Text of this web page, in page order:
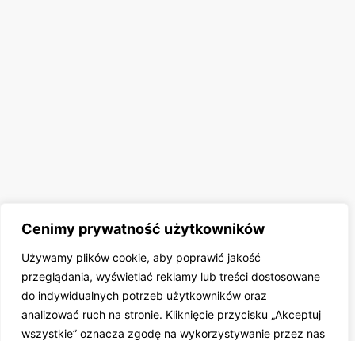
Cenimy prywatność użytkowników
Używamy plików cookie, aby poprawić jakość
przeglądania, wyświetlać reklamy lub treści dostosowane
do indywidualnych potrzeb użytkowników oraz
analizować ruch na stronie. Kliknięcie przycisku „Akceptuj
wszystkie” oznacza zgodę na wykorzystywanie przez nas